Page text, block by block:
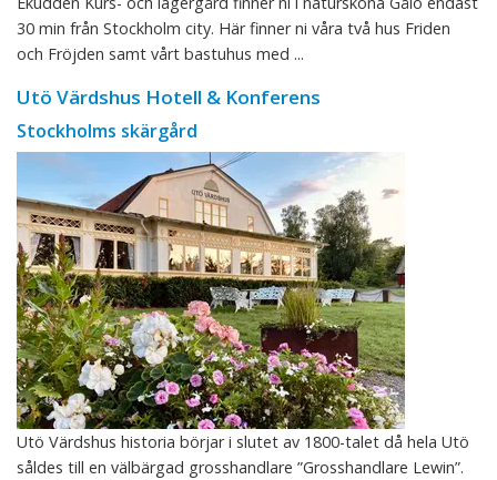
30 min från Stockholm city. Här finner ni våra två hus Friden
och Fröjden samt vårt bastuhus med ...
Utö Värdshus Hotell & Konferens
Stockholms skärgård
Utö Värdshus historia börjar i slutet av 1800-talet då hela Utö
såldes till en välbärgad grosshandlare ”Grosshandlare Lewin”.